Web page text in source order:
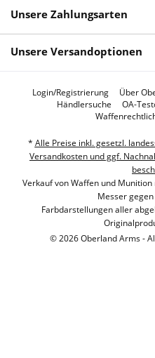
Unsere Zahlungsarten
Unsere Versandoptionen
Login/Registrierung Über
Händlersuche
OA-
* Alle Preise inkl. gesetzl.
Versandkosten und ggf.
Verkauf von Waffen und
Messer
Farbdarstellungen aller
© 2026 Oberland Arms -